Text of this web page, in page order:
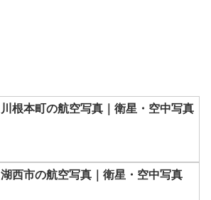
川根本町の航空写真｜衛星・空中写真
湖西市の航空写真｜衛星・空中写真